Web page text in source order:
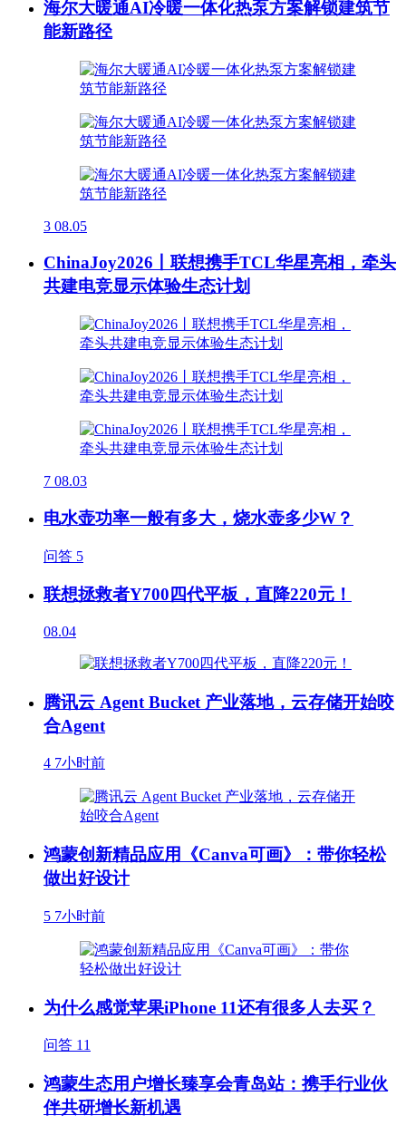
海尔大暖通AI冷暖一体化热泵方案解锁建筑节
能新路径
3 08.05
ChinaJoy2026丨联想携手TCL华星亮相，牵头
共建电竞显示体验生态计划
7 08.03
电水壶功率一般有多大，烧水壶多少W？
问答 5
联想拯救者Y700四代平板，直降220元！
08.04
腾讯云 Agent Bucket 产业落地，云存储开始咬
合Agent
4 7小时前
鸿蒙创新精品应用《Canva可画》：带你轻松
做出好设计
5 7小时前
为什么感觉苹果iPhone 11还有很多人去买？
问答 11
鸿蒙生态用户增长臻享会青岛站：携手行业伙
伴共研增长新机遇